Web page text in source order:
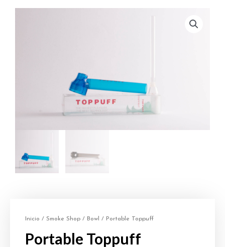
Inicio / Smoke Shop / Bowl / Portable Toppuff
Portable Toppuff